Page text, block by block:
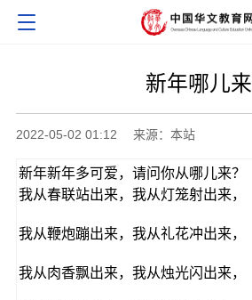
新年哪儿来
2022-05-02 01:12 来源：本站
新年新年多可爱，请问你从哪儿来？
我从春联站出来，我从灯笼射出来，
我从鞭炮蹦出来，我从礼花冲出来，
我从肉香飘出来，我从烛光闪出来，